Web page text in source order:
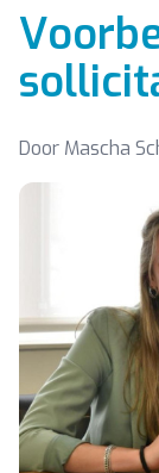
Door Mascha